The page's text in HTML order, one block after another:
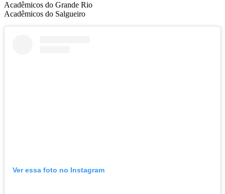
Acadêmicos do Grande Rio
Acadêmicos do Salgueiro
Ver essa foto no Instagram